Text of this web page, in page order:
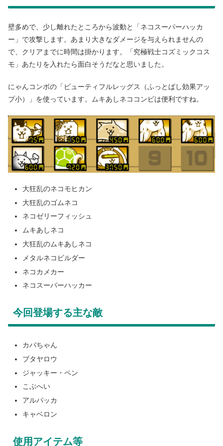
壁多めで、少し離れたところから波動と「ネコスーパーハッカ
ー」で攻撃します。あまり大きなダメージを与えられませんの
で、クリアまでに時間は掛かります。「究極戦士コズミックコス
モ」あたりを入れたら面白そうだなと思いました。
にゃんコンボの「ビューティフルレッグス（ふっとばし効果アッ
プ小）」を使っています。ムキあしネココンビは便利ですね。
大狂乱のネコモヒカン
大狂乱のゴムネコ
ネコゼリーフィッシュ
ムキあしネコ
大狂乱のムキあしネコ
メタルネコビルダー
ネコカメカー
ネコスーパーハッカー
今回登場する主な敵
カバちゃん
ブタヤロウ
ジャッキー・ペン
こぶへい
アルパッカ
キャベロン
使用アイテム等